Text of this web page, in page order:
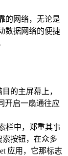
的网络，无论是
数据网络的便捷
的主屏幕上，
开启一扇通往应
栏中，郑重其事
索按钮，在众多
应用，它那标志